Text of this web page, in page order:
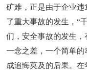
矿难，正是由于企业
了重大事故的发生，“
们，安全事故的发生
一念之差，一个简单
成追悔莫及的后果。